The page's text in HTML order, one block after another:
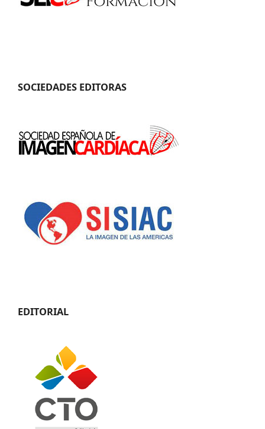
SOCIEDADES EDITORAS
EDITORIAL